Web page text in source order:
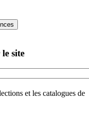
site
et les catalogues de